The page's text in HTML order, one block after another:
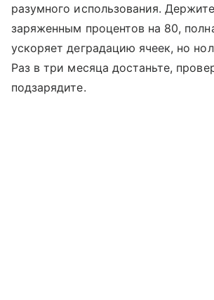
разумного использования.
заряженным процентов на 80,
ускоряет деградацию ячеек, но
Раз в три месяца достаньте,
подзарядите.